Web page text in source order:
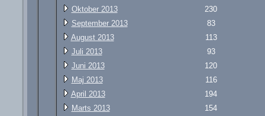
Oktober 2013
230
September 2013
83
August 2013
113
Juli 2013
93
Juni 2013
120
Maj 2013
116
April 2013
194
Marts 2013
154